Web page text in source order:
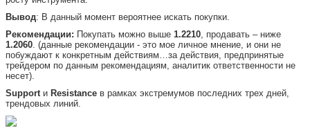
Вывод: В данный момент вероятнее искать покупки.
Рекомендации: Покупать можно выше 1.2210, продавать – ниже
1.2060. (данные рекомендации - это мое личное мнение, и они не
побуждают к конкретным действиям…за действия, предпринятые
трейдером по данным рекомендациям, аналитик ответственности не
несет).
Supportи Resistance в рамках экстремумов последних трех дней,
трендовых линий.